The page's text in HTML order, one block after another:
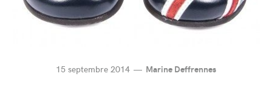
15 septembre 2014 Marine Deffrennes